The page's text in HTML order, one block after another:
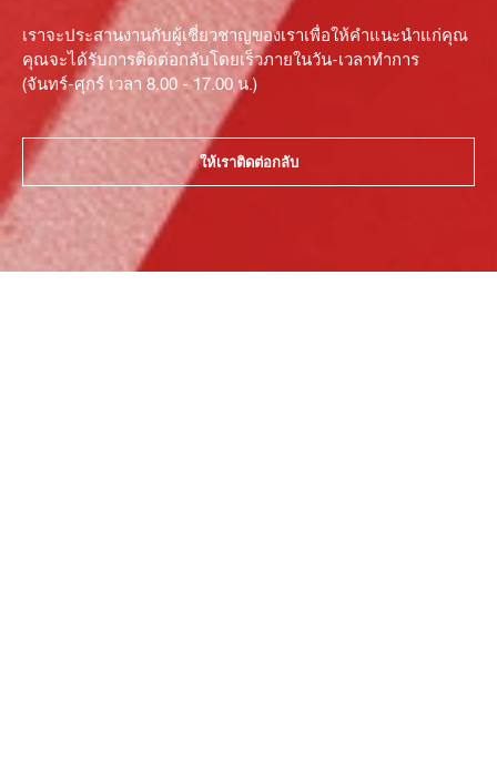
เราจะประสานงานกับผู้เชี่ยวชาญของเราเพื่อให้คำแนะนำแก่คุณ
คุณจะได้รับการติดต่อกลับโดยเร็วภายในวัน-เวลาทำการ
(จันทร์-ศุกร์ เวลา 8.00 - 17.00 น.)
ให้เราติดต่อกลับ